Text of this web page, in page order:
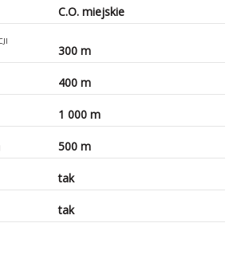
C.O. miejskie
300 m
400 m
1 000 m
500 m
tak
tak